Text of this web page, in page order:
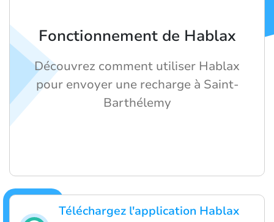
Téléchargez l'application Hablax
Fonctionnement de Hablax
Découvrez comment utiliser Hablax
pour envoyer une recharge à Saint-
Barthélemy